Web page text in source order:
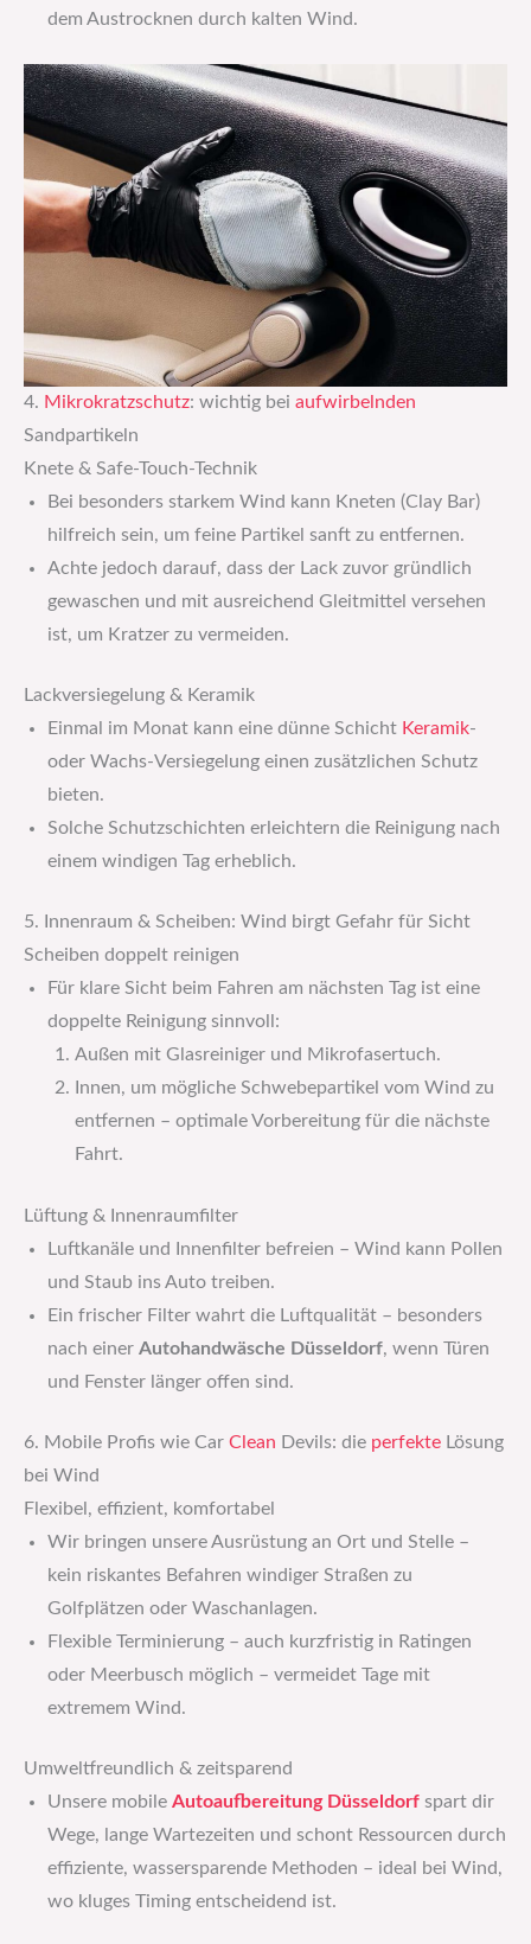
dem Austrocknen durch kalten Wind.
4. Mikrokratzschutz: wichtig bei aufwirbelnden
Sandpartikeln
Knete & Safe-Touch-Technik
Bei besonders starkem Wind kann Kneten (Clay Bar)
hilfreich sein, um feine Partikel sanft zu entfernen.
Achte jedoch darauf, dass der Lack zuvor gründlich
gewaschen und mit ausreichend Gleitmittel versehen
ist, um Kratzer zu vermeiden.
Lackversiegelung & Keramik
Einmal im Monat kann eine dünne Schicht Keramik-
oder Wachs-Versiegelung einen zusätzlichen Schutz
bieten.
Solche Schutzschichten erleichtern die Reinigung nach
einem windigen Tag erheblich.
5. Innenraum & Scheiben: Wind birgt Gefahr für Sicht
Scheiben doppelt reinigen
Für klare Sicht beim Fahren am nächsten Tag ist eine
doppelte Reinigung sinnvoll:
Außen mit Glasreiniger und Mikrofasertuch.
Innen, um mögliche Schwebepartikel vom Wind zu
entfernen – optimale Vorbereitung für die nächste
Fahrt.
Lüftung & Innenraumfilter
Luftkanäle und Innenfilter befreien – Wind kann Pollen
und Staub ins Auto treiben.
Ein frischer Filter wahrt die Luftqualität – besonders
nach einer Autohandwäsche Düsseldorf, wenn Türen
und Fenster länger offen sind.
6. Mobile Profis wie Car Clean Devils: die perfekte Lösung
bei Wind
Flexibel, effizient, komfortabel
Wir bringen unsere Ausrüstung an Ort und Stelle –
kein riskantes Befahren windiger Straßen zu
Golfplätzen oder Waschanlagen.
Flexible Terminierung – auch kurzfristig in Ratingen
oder Meerbusch möglich – vermeidet Tage mit
extremem Wind.
Umweltfreundlich & zeitsparend
Unsere mobile Autoaufbereitung Düsseldorf spart dir
Wege, lange Wartezeiten und schont Ressourcen durch
effiziente, wassersparende Methoden – ideal bei Wind,
wo kluges Timing entscheidend ist.